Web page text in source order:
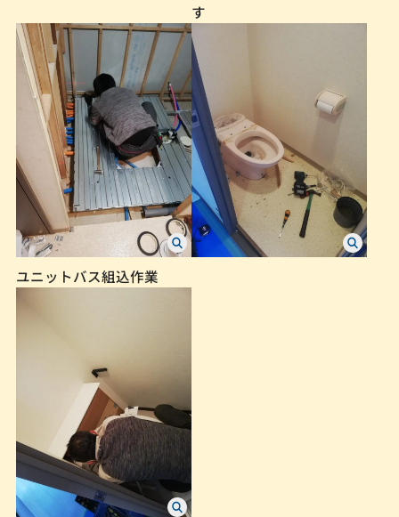
す
ユニットバス組込作業